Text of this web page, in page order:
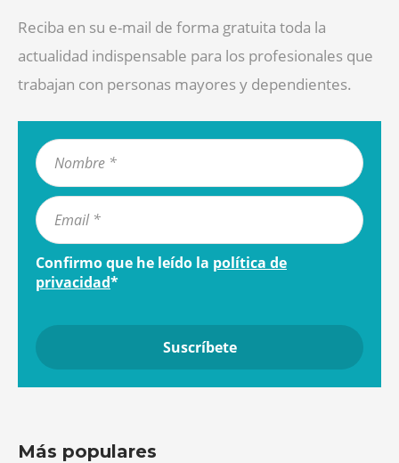
Reciba en su e-mail de forma gratuita toda la
actualidad indispensable para los profesionales que
trabajan con personas mayores y dependientes.
Confirmo que he leído la política de
privacidad*
Más populares